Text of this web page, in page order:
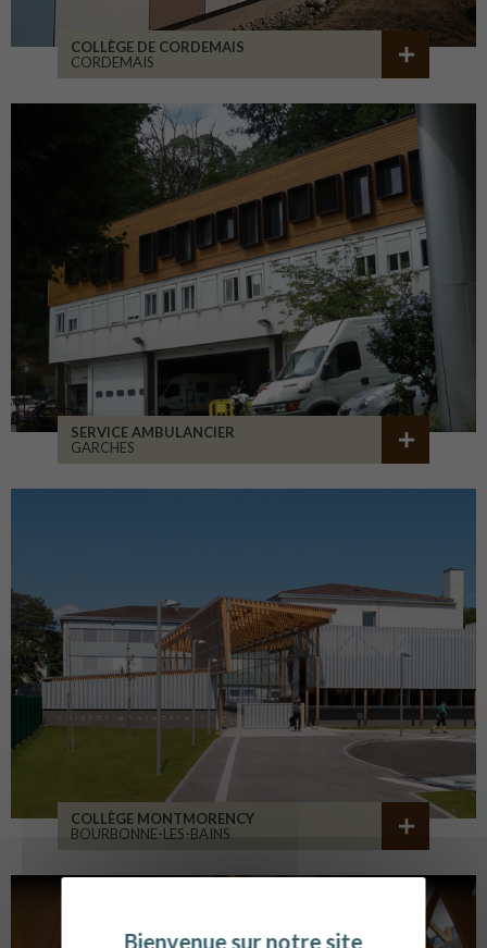
COLLÈGE DE CORDEMAIS
CORDEMAIS
SERVICE AMBULANCIER
GARCHES
COLLÈGE MONTMORENCY
BOURBONNE-LES-BAINS